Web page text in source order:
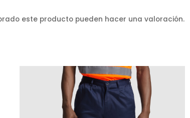
este producto pueden hacer una valoración.